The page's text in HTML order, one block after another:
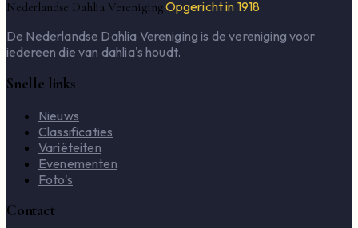
Nederlandse Dahlia VerenigingOpgericht in 1918
De Nederlandse Dahlia Vereniging is de vereniging voor
iedereen die van dahlia's houdt.
Snelle links
Nieuws
Classificaties
Variëteiten
Evenementen
Foto's
Contact